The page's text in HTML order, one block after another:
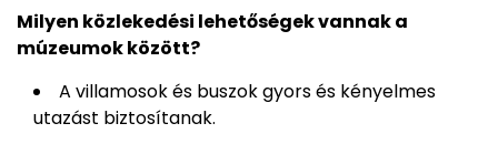
Milyen közlekedési lehetőségek vannak a
múzeumok között?
A villamosok és buszok gyors és kényelmes
utazást biztosítanak.